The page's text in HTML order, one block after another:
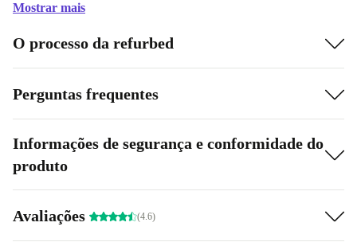
Mostrar mais
O processo da refurbed
Perguntas frequentes
Informações de segurança e conformidade do
produto
Avaliações (4.6)